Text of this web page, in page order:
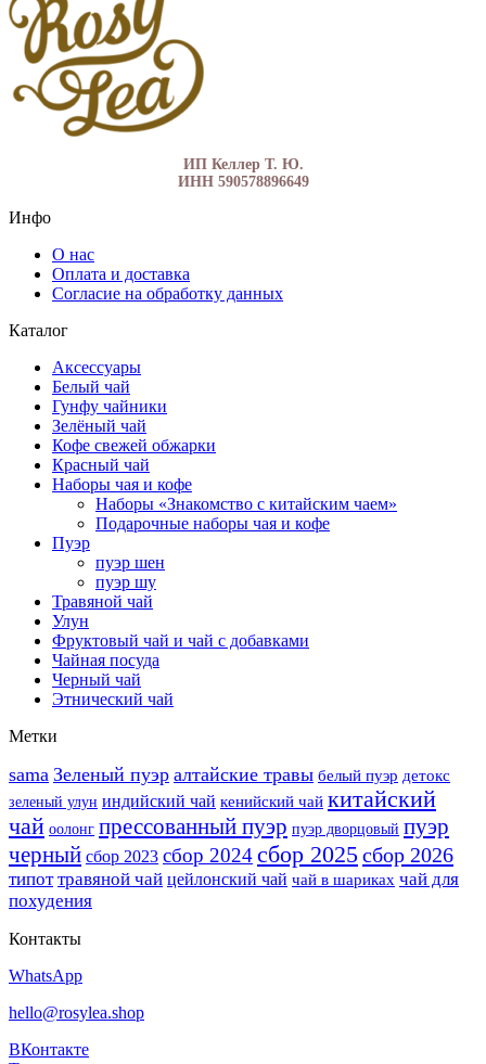
ИП Келлер Т. Ю.
ИНН 590578896649
Инфо
О нас
Оплата и доставка
Согласие на обработку данных
Каталог
Аксессуары
Белый чай
Гунфу чайники
Зелёный чай
Кофе свежей обжарки
Красный чай
Наборы чая и кофе
Наборы «Знакомство с китайским чаем»
Подарочные наборы чая и кофе
Пуэр
пуэр шен
пуэр шу
Травяной чай
Улун
Фруктовый чай и чай с добавками
Чайная посуда
Черный чай
Этнический чай
Метки
sama Зеленый пуэр алтайские травы белый пуэр детокс
зеленый улун индийский чай кенийский чай китайский
чай оолонг прессованный пуэр пуэр дворцовый пуэр
черный сбор 2023 сбор 2024сбор 2025сбор 2026
типот травяной чай цейлонский чай чай в шариках чай для
похудения
Контакты
WhatsApp
hello@rosylea.shop
ВКонтакте